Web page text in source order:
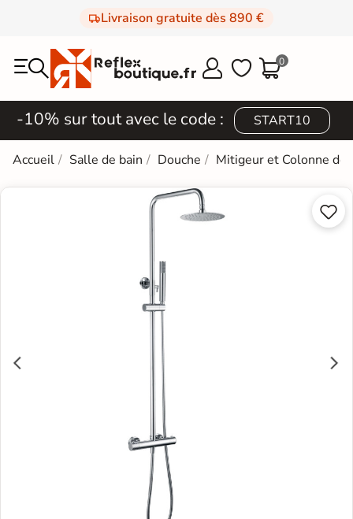
Livraison gratuite dès 890 €
  0
-10% sur tout avec le code : START10
Accueil Salle de bain Douche Mitigeur et Colonne de

